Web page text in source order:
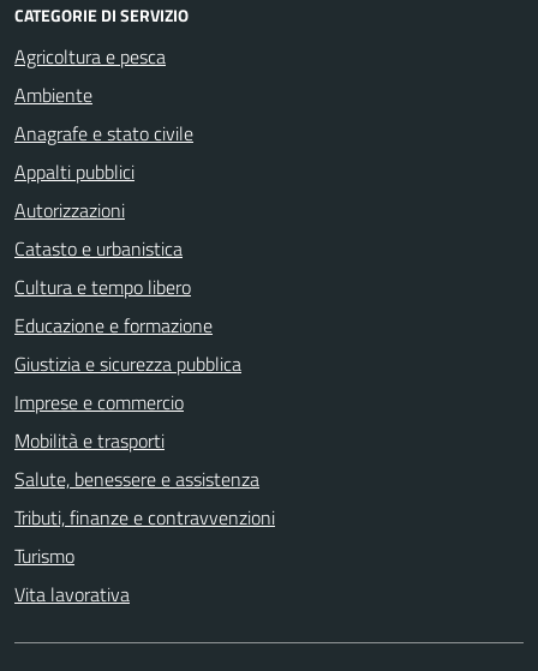
CATEGORIE DI SERVIZIO
Agricoltura e pesca
Ambiente
Anagrafe e stato civile
Appalti pubblici
Autorizzazioni
Catasto e urbanistica
Cultura e tempo libero
Educazione e formazione
Giustizia e sicurezza pubblica
Imprese e commercio
Mobilità e trasporti
Salute, benessere e assistenza
Tributi, finanze e contravvenzioni
Turismo
Vita lavorativa